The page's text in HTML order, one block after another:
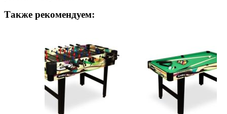
Также рекомендуем: